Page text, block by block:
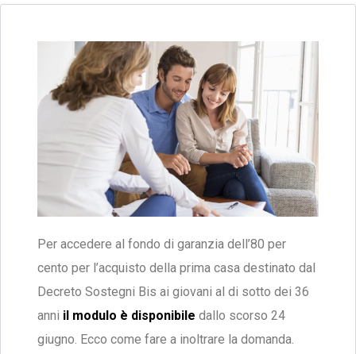
Per accedere al fondo di garanzia dell’80 per
cento per l’acquisto della prima casa destinato dal
Decreto Sostegni Bis ai giovani al di sotto dei 36
anni il modulo è disponibile dallo scorso 24
giugno. Ecco come fare a inoltrare la domanda.